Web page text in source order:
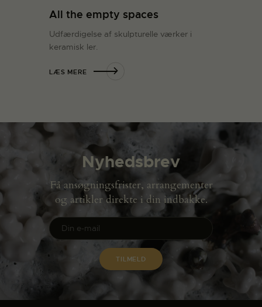
All the empty spaces
Udfærdigelse af skulpturelle værker i
keramisk ler.
LÆS MERE
Nyhedsbrev
Få ansøgningsfrister, arrangementer
og artikler direkte i din indbakke.